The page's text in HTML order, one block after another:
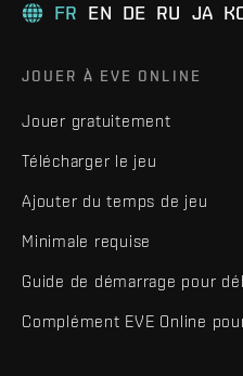
FR EN DE RU JA
JOUER À EVE ONLINE
Jouer gratuitement
Télécharger le jeu
Ajouter du temps de jeu
Minimale requise
Guide de démarrage pour
Complément EVE Online